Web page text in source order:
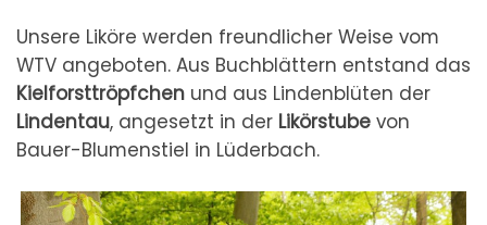
Unsere Liköre werden freundlicher Weise vom
WTV angeboten. Aus Buchblättern entstand das
Kielforsttröpfchen und aus Lindenblüten der
Lindentau, angesetzt in der Likörstube von
Bauer-Blumenstiel in Lüderbach.